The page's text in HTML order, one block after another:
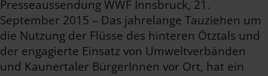
Presseaussendung WWF Innsbruck, 21.
September 2015 – Das jahrelange Tauziehen um
die Nutzung der Flüsse des hinteren Ötztals und
der engagierte Einsatz von Umweltverbänden
und Kaunertaler BürgerInnen vor Ort, hat ein